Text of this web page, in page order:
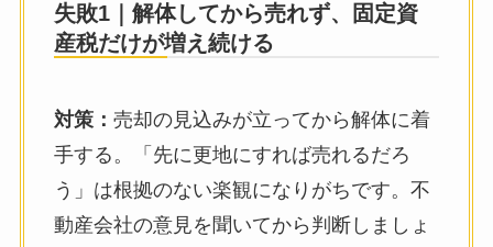
失敗1｜解体してから売れず、固定資
産税だけが増え続ける
対策： 売却の見込みが立ってから解体に着
手する。「先に更地にすれば売れるだろ
う」は根拠のない楽観になりがちです。不
動産会社の意見を聞いてから判断しましょ